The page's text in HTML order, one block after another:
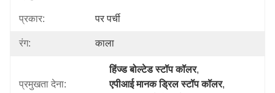
प्रकार: पर पर्ची
रंग: काला
प्रमुखता देना:
हिंज्ड बोल्टेड स्टॉप कॉलर,
एपीआई मानक ड्रिल स्टॉप कॉलर,